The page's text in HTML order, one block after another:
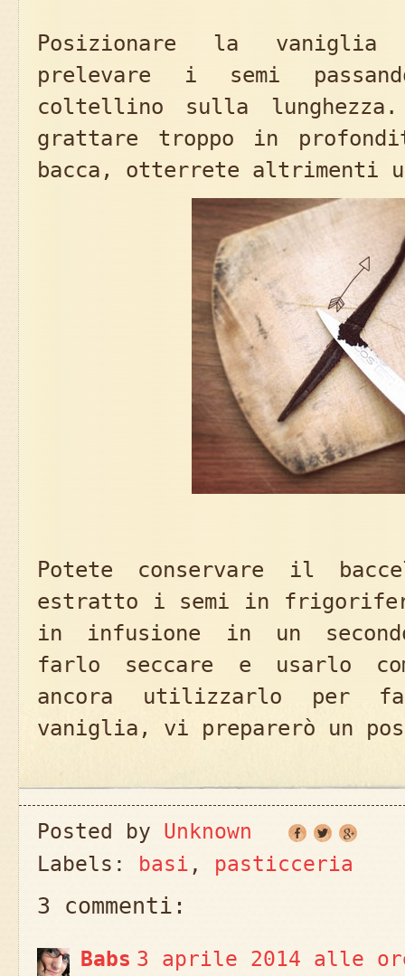
Posizionare la
prelevare i semi
coltellino sulla
grattare troppo in
bacca, otterrete altrimenti
Potete conservare il
estratto i semi in
in infusione in un secondo
farlo seccare e usarlo
ancora utilizzarlo per
vaniglia, vi preparerò un
Posted by Unknown
Labels:
basi , pasticceria
3 commenti:
Babs 3 aprile 2014 alle